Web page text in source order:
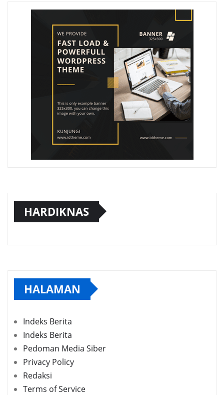
HARDIKNAS
HALAMAN
Indeks Berita
Indeks Berita
Pedoman Media Siber
Privacy Policy
Redaksi
Terms of Service